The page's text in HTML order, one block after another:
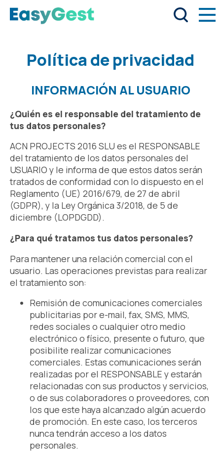
Política de privacidad
INFORMACIÓN AL USUARIO
¿Quién es el responsable del tratamiento de
tus datos personales?
ACN PROJECTS 2016 SLU es el RESPONSABLE
del tratamiento de los datos personales del
USUARIO y le informa de que estos datos serán
tratados de conformidad con lo dispuesto en el
Reglamento (UE) 2016/679, de 27 de abril
(GDPR), y la Ley Orgánica 3/2018, de 5 de
diciembre (LOPDGDD).
¿Para qué tratamos tus datos personales?
Para mantener una relación comercial con el
usuario. Las operaciones previstas para realizar
el tratamiento son:
Remisión de comunicaciones comerciales
publicitarias por e-mail, fax, SMS, MMS,
redes sociales o cualquier otro medio
electrónico o físico, presente o futuro, que
posibilite realizar comunicaciones
comerciales. Estas comunicaciones serán
realizadas por el RESPONSABLE y estarán
relacionadas con sus productos y servicios,
o de sus colaboradores o proveedores, con
los que este haya alcanzado algún acuerdo
de promoción. En este caso, los terceros
nunca tendrán acceso a los datos
personales.